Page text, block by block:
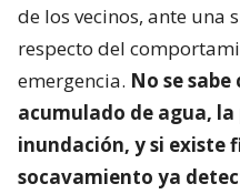
de los vecinos, ante
respecto del
emergencia. No se
acumulado de agua,
inundación, y si existe
socavamiento ya